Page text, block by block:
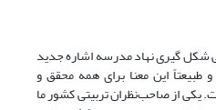
شکل گیری نهاد مدرسه اشاره جدید
این معنا برای همه محقق و
یکی از صاحب‌نظران تربیتی کشور ما